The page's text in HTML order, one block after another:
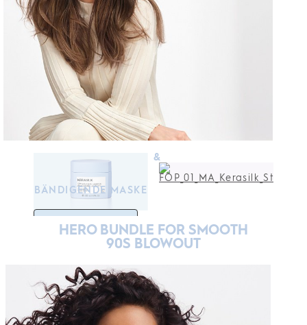
BÄNDIGENDE MASKE
&
MEHR ENTDECKEN
HERO BUNDLE FOR SMOOTH
90S BLOWOUT